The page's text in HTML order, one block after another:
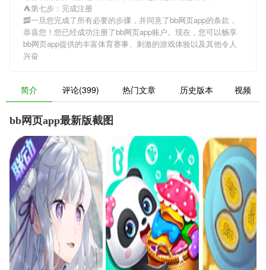
⛺第七步：完成注册
🥓一旦您完成了所有必要的步骤，并同意了bb网页app的条款，
恭喜您！您已经成功注册了bb网页app账户。现在，您可以畅享
bb网页app提供的丰富体育赛事、刺激的游戏体验以及其他令人
兴奋
简介 评论(399) 热门文章 历史版本 视频
bb网页app最新版截图